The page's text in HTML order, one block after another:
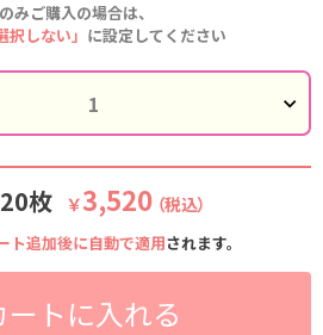
みご購入の場合は、
しない」 に設定してください
枚 ￥3,520 （税込）
ト追加後に自動で適用されます。
ートに入れる